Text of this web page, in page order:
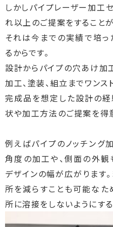
しかしパイプレーザー加工
れ以上のご提案をすること
それは今までの実績で培っ
るからです。
設計からパイプの穴あけ加
加工、塗装、組立までワンス
完成品を想定した設計の経
状や加工方法のご提案を得
例えばパイプのノッチング
角度の加工や、側面の外観
デザインの幅が広がります
所を減らすことも可能なた
所に溶接をしないようにす